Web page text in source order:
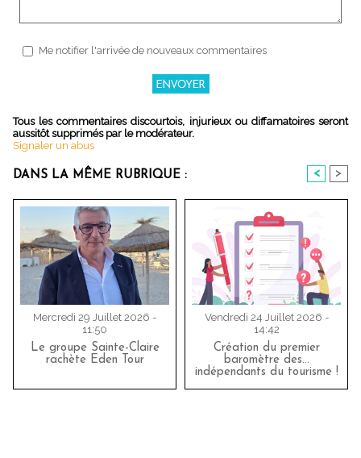
Me notifier l'arrivée de nouveaux commentaires
Tous les commentaires discourtois, injurieux ou diffamatoires seront
aussitôt supprimés par le modérateur.
Signaler un abus
DANS LA MÊME RUBRIQUE : < >
Mercredi 29 Juillet 2026 -
11:50
Le groupe Sainte-Claire
rachète Eden Tour
Vendredi 24 Juillet 2026 -
14:42
Création du premier
baromètre des…
indépendants du tourisme !